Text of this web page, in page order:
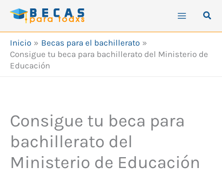
Inicio
Becas para el bachillerato
Consigue tu beca para bachillerato del Ministerio de
Educación
Consigue tu beca para
bachillerato del
Ministerio de Educación